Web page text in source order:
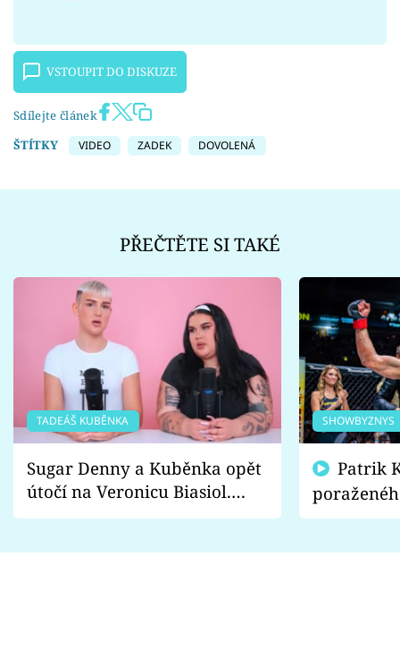
VSTOUPIT DO DISKUZE
Sdílejte článek
ŠTÍTKY
VIDEO ZADEK DOVOLENÁ
PŘEČTĚTE SI TAKÉ
TADEÁŠ KUBĚNKA
Sugar Denny a Kuběnka opět
útočí na Veronicu Biasiol.
Proč je podle nich falešná a
SHOWBYZNYS
fanoušci